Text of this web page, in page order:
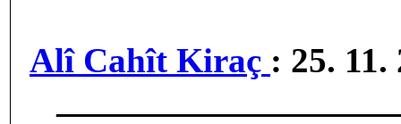
Alî Cahît Kiraç : 25. 11.